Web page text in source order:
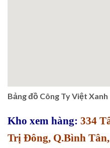
Bảng đồ Công Ty Việt Xanh
Kho xem hàng: 334
Trị Đông, Q.Bình